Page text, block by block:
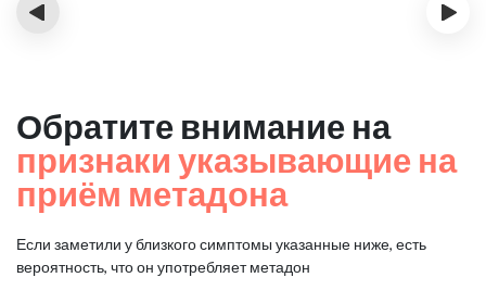
‹ ›
Обратите внимание на
признаки указывающие на
приём метадона
Если заметили у близкого симптомы указанные ниже, есть
вероятность, что он употребляет метадон